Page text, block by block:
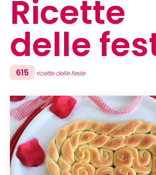
Ricette
delle
615 ricette delle feste